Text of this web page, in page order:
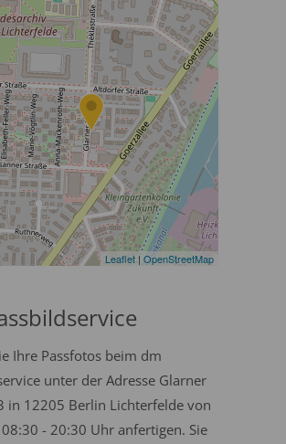
Leaflet|OpenStreetMap
Ihre Passfotos beim dm
unter der Adresse Glarner
in 12205 Berlin Lichterfelde von
08:30 - 20:30 Uhr anfertigen. Sie